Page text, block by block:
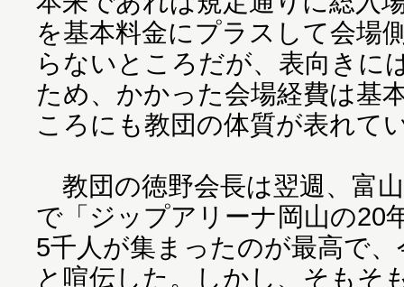
を基本料金にプラスして会場
らないところだが、表向きに
ため、かかった会場経費は基
ころにも教団の体質が表れて
教団の徳野会長は翌週、富
で「ジップアリーナ岡山の20
5千人が集まったのが最高で
と喧伝した。しかし、そもそ